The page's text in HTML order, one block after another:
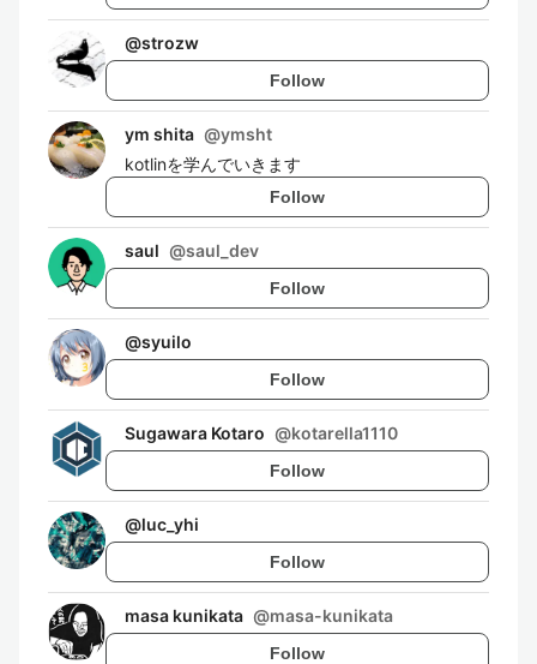
@strozw
Follow
ym shita @ymsht
kotlinを学んでいきます
Follow
saul @saul_dev
Follow
@syuilo
Follow
Sugawara Kotaro @kotarella1110
Follow
@luc_yhi
Follow
masa kunikata @masa-kunikata
Follow